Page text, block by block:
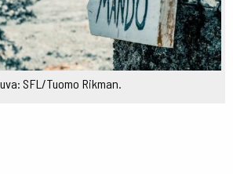
SFL/Tuomo Rikman.